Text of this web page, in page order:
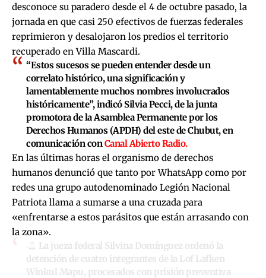
desconoce su paradero desde el 4 de octubre pasado, la
jornada en que casi 250 efectivos de fuerzas federales
reprimieron y desalojaron los predios el territorio
recuperado en Villa Mascardi.
“Estos sucesos se pueden entender desde un
correlato histórico, una significación y
lamentablemente muchos nombres involucrados
históricamente”, indicó Silvia Pecci, de la junta
promotora de la Asamblea Permanente por los
Derechos Humanos (APDH) del este de Chubut, en
comunicación conCanal Abierto Radio.
En las últimas horas el organismo de derechos
humanos denunció que tanto por WhatsApp como por
redes una grupo autodenominado Legión Nacional
Patriota llama a sumarse a una cruzada para
«enfrentarse a estos parásitos que están arrasando con
la zona».
La jueza federal Silvina Domínguez ordenó la
detención de cuatro integrantes de la Lof Lafken
Winkul Mapu, procesados con prisión preventiva